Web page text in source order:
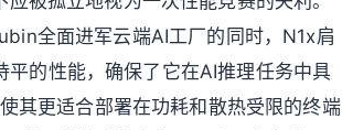
全面进军云端AI工厂的同时，N1x肩
的性能，确保了它在AI推理任务中具
其更适合部署在功耗和散热受限的终端